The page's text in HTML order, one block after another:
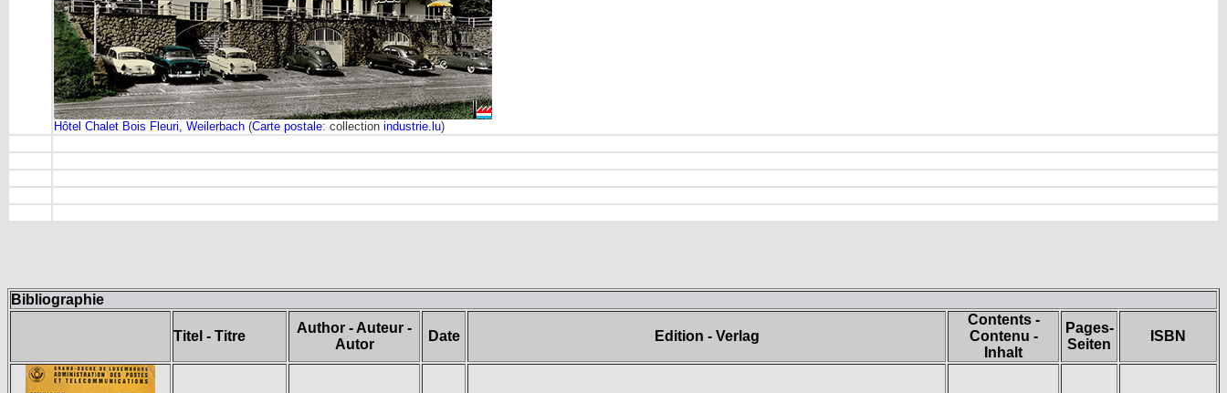
Hôtel Chalet Bois Fleuri, Weilerbach (Carte postale: collection industrie.lu)
Bibliographie
Titel - Titre
Author - Auteur -
Autor
Date Edition - Verlag
Contents -
Contenu -
Inhalt
Pages-
Seiten
ISBN